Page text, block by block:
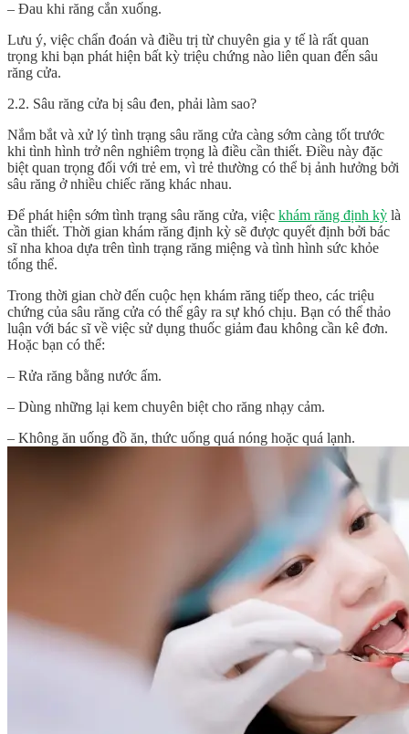
– Đau khi răng cắn xuống.
Lưu ý, việc chẩn đoán và điều trị từ chuyên gia y tế là rất quan
trọng khi bạn phát hiện bất kỳ triệu chứng nào liên quan đến sâu
răng cửa.
2.2. Sâu răng cửa bị sâu đen, phải làm sao?
Nắm bắt và xử lý tình trạng sâu răng cửa càng sớm càng tốt trước
khi tình hình trở nên nghiêm trọng là điều cần thiết. Điều này đặc
biệt quan trọng đối với trẻ em, vì trẻ thường có thể bị ảnh hưởng bởi
sâu răng ở nhiều chiếc răng khác nhau.
Để phát hiện sớm tình trạng sâu răng cửa, việc khám răng định kỳ là
cần thiết. Thời gian khám răng định kỳ sẽ được quyết định bởi bác
sĩ nha khoa dựa trên tình trạng răng miệng và tình hình sức khỏe
tổng thể.
Trong thời gian chờ đến cuộc hẹn khám răng tiếp theo, các triệu
chứng của sâu răng cửa có thể gây ra sự khó chịu. Bạn có thể thảo
luận với bác sĩ về việc sử dụng thuốc giảm đau không cần kê đơn.
Hoặc bạn có thể:
– Rửa răng bằng nước ấm.
– Dùng những lại kem chuyên biệt cho răng nhạy cảm.
– Không ăn uống đồ ăn, thức uống quá nóng hoặc quá lạnh.